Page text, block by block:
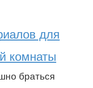
для
комнаты
браться